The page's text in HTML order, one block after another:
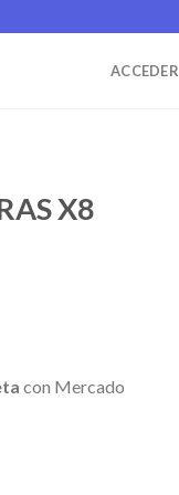
ACCEDER
X8
con Mercado